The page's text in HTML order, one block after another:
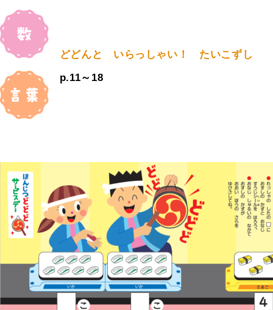
どどんと いらっしゃい！ たいこずし
p.11～18